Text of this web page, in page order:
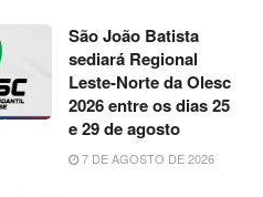
São João Batista
sediará Regional
Leste-Norte da Olesc
2026 entre os dias 25
e 29 de agosto
7 DE AGOSTO DE 2026